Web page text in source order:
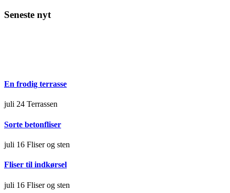
Seneste nyt
En frodig terrasse
juli 24 Terrassen
Sorte betonfliser
juli 16 Fliser og sten
Fliser til indkørsel
juli 16 Fliser og sten